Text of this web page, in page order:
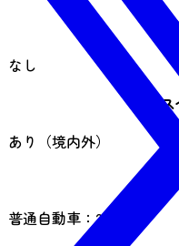
休
なし
喫煙
あり（境内外）
駐
普通自動車：244台